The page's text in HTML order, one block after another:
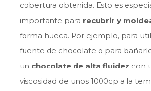
cobertura obtenida. Esto es
importante para recubrir y
forma hueca. Por ejemplo, para
fuente de chocolate o para
un chocolate de alta fluidez con
viscosidad de unos 1000cp a la